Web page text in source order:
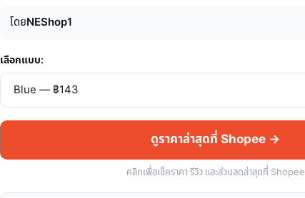
โดยNEShop1
เลือกแบบ:
ดูราคาล่าสุดที่ Shopee →
คลิกเพื่อเช็คราคา รีวิว และส่วนลดล่าสุดที่ Shopee